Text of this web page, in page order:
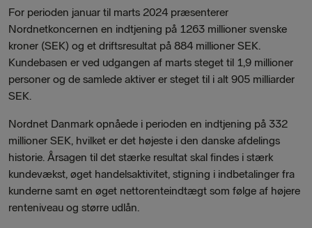
For perioden januar til marts 2024 præsenterer
Nordnetkoncernen en indtjening på 1263 millioner svenske
kroner (SEK) og et driftsresultat på 884 millioner SEK.
Kundebasen er ved udgangen af marts steget til 1,9 millioner
personer og de samlede aktiver er steget til i alt 905 milliarder
SEK.
Nordnet Danmark opnåede i perioden en indtjening på 332
millioner SEK, hvilket er det højeste i den danske afdelings
historie. Årsagen til det stærke resultat skal findes i stærk
kundevækst, øget handelsaktivitet, stigning i indbetalinger fra
kunderne samt en øget nettorenteindtægt som følge af højere
renteniveau og større udlån.